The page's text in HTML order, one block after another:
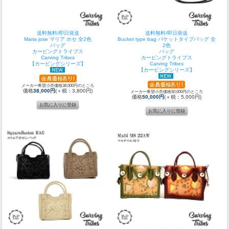
送料無料/即日発送
Maria jose マリア ホセ 全2色
バッグ
カービングトライブス
Carving Tribes
【カービングシリーズ】
メーカー希望小売価格38,000円のところ
価格38,000円(＋税：3,800円)
送料無料/即日発送
Bucket type bag バケットタイプバッグ 全
2色
バッグ
カービングトライブス
Carving Tribes
【カービングシリーズ】
メーカー希望小売価格50,000円のところ
価格50,000円(＋税：5,000円)